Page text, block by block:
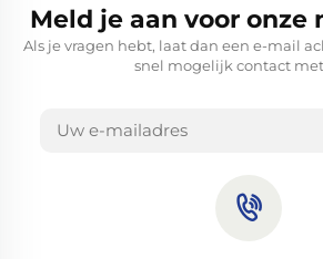
Meld je aan voor onze
Als je vragen hebt, laat dan een e-mail
snel mogelijk contact